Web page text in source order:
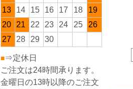
13
14 15 16 17 18
19
20
21 22 23 24 25
26
27
28 29 30
■⇒定休日
ご注文は24時間承ります。
金曜日の13時以降のご注文